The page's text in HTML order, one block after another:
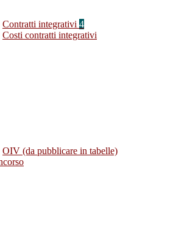
Contratti integrativi 4
Costi contratti integrativi
OIV (da pubblicare in tabelle)